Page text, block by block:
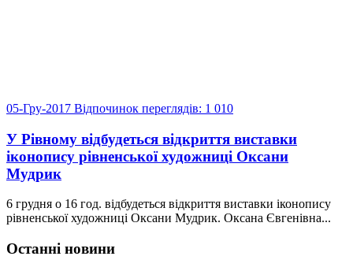
05-Гру-2017 Відпочинок переглядів: 1 010
У Рівному відбудеться відкриття виставки
іконопису рівненської художниці Оксани
Мудрик
6 грудня о 16 год. відбудеться відкриття виставки іконопису
рівненської художниці Оксани Мудрик. Оксана Євгенівна...
Останні новини